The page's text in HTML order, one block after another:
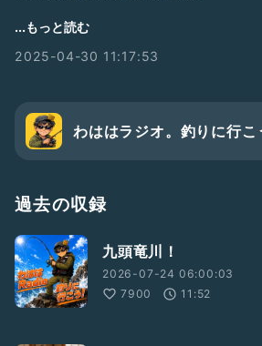
Radio talk 配信者
LINEのオープンチャットもやってます。
SUZURIは↓
https://suzuri.jp/sorededoushita
Xは↓
https://www.amazon.jp/hz/wishlist/ls/
ref_=wl_share
#雑談・フリートーク
# ドライブ
#男性
# 1人語り
...もっと読む
2025-04-30 11:17:53
わははラジオ。釣りに行こ
過去の収録
九頭竜川！
2026-07-24 06:00:03
7900
11:52